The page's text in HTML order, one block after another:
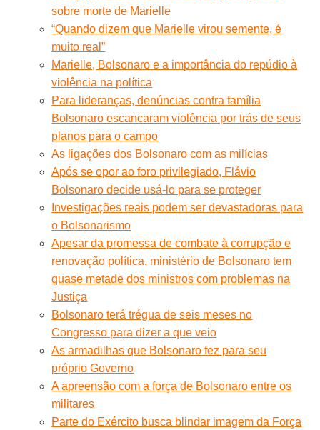
sobre morte de Marielle
“Quando dizem que Marielle virou semente, é
muito real”
Marielle, Bolsonaro e a importância do repúdio à
violência na política
Para lideranças, denúncias contra família
Bolsonaro escancaram violência por trás de seus
planos para o campo
As ligações dos Bolsonaro com as milícias
Após se opor ao foro privilegiado, Flávio
Bolsonaro decide usá-lo para se proteger
Investigações reais podem ser devastadoras para
o Bolsonarismo
Apesar da promessa de combate à corrupção e
renovação política, ministério de Bolsonaro tem
quase metade dos ministros com problemas na
Justiça
Bolsonaro terá trégua de seis meses no
Congresso para dizer a que veio
As armadilhas que Bolsonaro fez para seu
próprio Governo
A apreensão com a força de Bolsonaro entre os
militares
Parte do Exército busca blindar imagem da Força